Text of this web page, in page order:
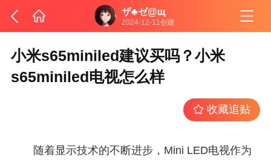
ザ♣ゼ@щ
2024-12-11创建
小米s65miniled建议买吗？小米
s65miniled电视怎么样
收藏追贴
随着显示技术的不断进步，Mini LED电视作为